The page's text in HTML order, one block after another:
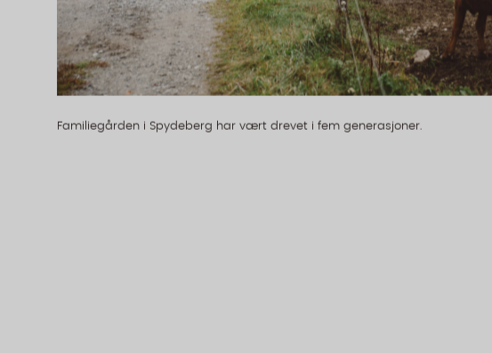
Familiegården i Spydeberg har vært drevet i fem generasjoner.